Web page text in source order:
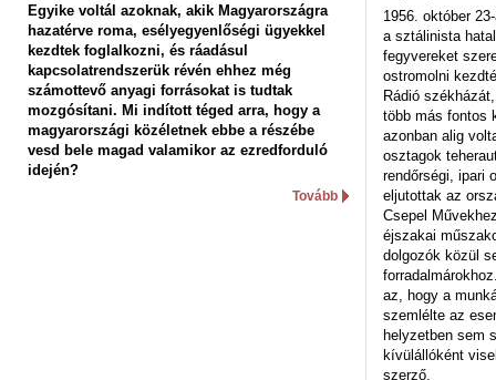
Egyike voltál azoknak, akik Magyarországra
hazatérve roma, esélyegyenlőségi ügyekkel
kezdtek foglalkozni, és ráadásul
kapcsolatrendszerük révén ehhez még
számottevő anyagi forrásokat is tudtak
mozgósítani. Mi indított téged arra, hogy a
magyarországi közéletnek ebbe a részébe
vesd bele magad valamikor az ezredforduló
idején?
Tovább
1956. október
a sztálinista
fegyvereket
ostromolni
Rádió
több más fontos
azonban alig
osztagok
rendőrségi, ipari
eljutottak az
Csepel
éjszakai
dolgozók közül
az, hogy a
szemlélte az
helyzetben sem
kívülállóként
szerző.